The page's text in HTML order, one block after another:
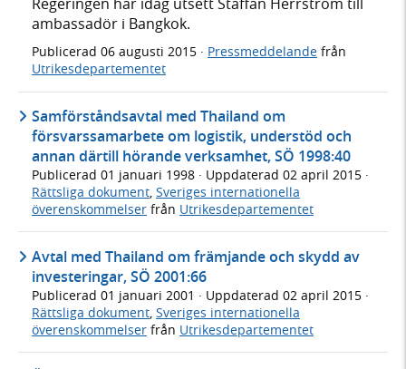
Regeringen har idag utsett Staffan Herrström till
ambassadör i Bangkok.
Publicerad 06 augusti 2015 · Pressmeddelande från
Utrikesdepartementet
Samförståndsavtal med Thailand om
försvarssamarbete om logistik, understöd och
annan därtill hörande verksamhet, SÖ 1998:40
Publicerad 01 januari 1998 · Uppdaterad 02 april 2015 ·
Rättsliga dokument, Sveriges internationella
överenskommelser från Utrikesdepartementet
Avtal med Thailand om främjande och skydd av
investeringar, SÖ 2001:66
Publicerad 01 januari 2001 · Uppdaterad 02 april 2015 ·
Rättsliga dokument Sveriges internationella
överenskommelser från Utrikesdepartementet